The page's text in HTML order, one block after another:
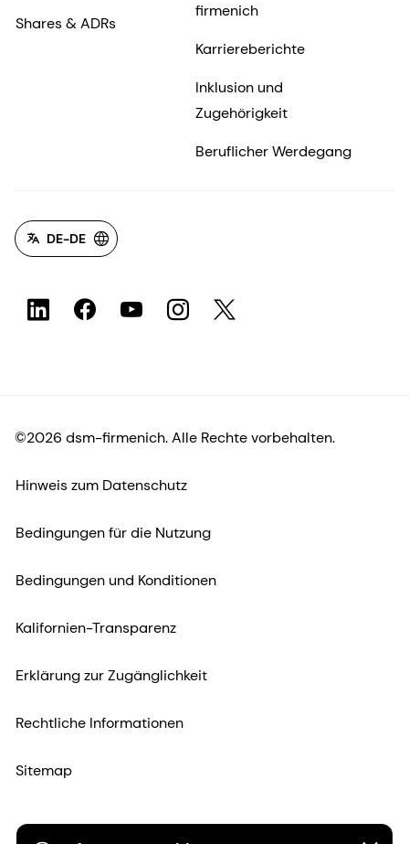
Shares & ADRs
firmenich
Karriereberichte
Inklusion und
Zugehörigkeit
Beruflicher Werdegang
DE-DE
©2026 dsm-firmenich. Alle Rechte vorbehalten.
Hinweis zum Datenschutz
Bedingungen für die Nutzung
Bedingungen und Konditionen
Kalifornien-Transparenz
Erklärung zur Zugänglichkeit
Rechtliche Informationen
Sitemap